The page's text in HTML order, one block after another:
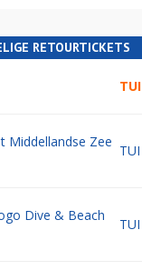
RETOURTICKETS
TUI
Middellandse Zee
TUI
Dive & Beach
TUI